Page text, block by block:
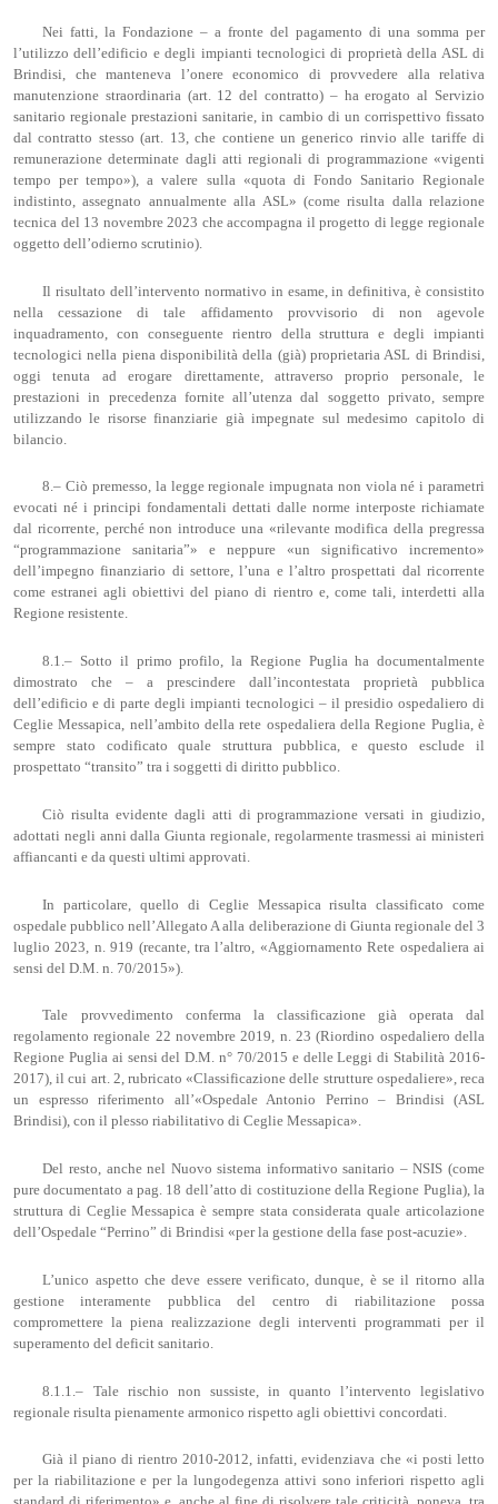
Nei fatti, la Fondazione – a fronte del pagamento di una somma per
l’utilizzo dell’edificio e degli impianti tecnologici di proprietà della ASL di
Brindisi, che manteneva l’onere economico di provvedere alla relativa
manutenzione straordinaria (art. 12 del contratto) – ha erogato al Servizio
sanitario regionale prestazioni sanitarie, in cambio di un corrispettivo fissato
dal contratto stesso (art. 13, che contiene un generico rinvio alle tariffe di
remunerazione determinate dagli atti regionali di programmazione «vigenti
tempo per tempo»), a valere sulla «quota di Fondo Sanitario Regionale
indistinto, assegnato annualmente alla ASL» (come risulta dalla relazione
tecnica del 13 novembre 2023 che accompagna il progetto di legge regionale
oggetto dell’odierno scrutinio).
Il risultato dell’intervento normativo in esame, in definitiva, è consistito
nella cessazione di tale affidamento provvisorio di non agevole
inquadramento, con conseguente rientro della struttura e degli impianti
tecnologici nella piena disponibilità della (già) proprietaria ASL di Brindisi,
oggi tenuta ad erogare direttamente, attraverso proprio personale, le
prestazioni in precedenza fornite all’utenza dal soggetto privato, sempre
utilizzando le risorse finanziarie già impegnate sul medesimo capitolo di
bilancio.
8.– Ciò premesso, la legge regionale impugnata non viola né i parametri
evocati né i principi fondamentali dettati dalle norme interposte richiamate
dal ricorrente, perché non introduce una «rilevante modifica della pregressa
“programmazione sanitaria”» e neppure «un significativo incremento»
dell’impegno finanziario di settore, l’una e l’altro prospettati dal ricorrente
come estranei agli obiettivi del piano di rientro e, come tali, interdetti alla
Regione resistente.
8.1.– Sotto il primo profilo, la Regione Puglia ha documentalmente
dimostrato che – a prescindere dall’incontestata proprietà pubblica
dell’edificio e di parte degli impianti tecnologici – il presidio ospedaliero di
Ceglie Messapica, nell’ambito della rete ospedaliera della Regione Puglia, è
sempre stato codificato quale struttura pubblica, e questo esclude il
prospettato “transito” tra i soggetti di diritto pubblico.
Ciò risulta evidente dagli atti di programmazione versati in giudizio,
adottati negli anni dalla Giunta regionale, regolarmente trasmessi ai ministeri
affiancanti e da questi ultimi approvati.
In particolare, quello di Ceglie Messapica risulta classificato come
ospedale pubblico nell’Allegato A alla deliberazione di Giunta regionale del 3
luglio 2023, n. 919 (recante, tra l’altro, «Aggiornamento Rete ospedaliera ai
sensi del D.M. n. 70/2015»).
Tale provvedimento conferma la classificazione già operata dal
regolamento regionale 22 novembre 2019, n. 23 (Riordino ospedaliero della
Regione Puglia ai sensi del D.M. n° 70/2015 e delle Leggi di Stabilità 2016-
2017), il cui art. 2, rubricato «Classificazione delle strutture ospedaliere», reca
un espresso riferimento all’«Ospedale Antonio Perrino – Brindisi (ASL
Brindisi), con il plesso riabilitativo di Ceglie Messapica».
Del resto, anche nel Nuovo sistema informativo sanitario – NSIS (come
pure documentato a pag. 18 dell’atto di costituzione della Regione Puglia), la
struttura di Ceglie Messapica è sempre stata considerata quale articolazione
dell’Ospedale “Perrino” di Brindisi «per la gestione della fase post-acuzie».
L’unico aspetto che deve essere verificato, dunque, è se il ritorno alla
gestione interamente pubblica del centro di riabilitazione possa
compromettere la piena realizzazione degli interventi programmati per il
superamento del deficit sanitario.
8.1.1.– Tale rischio non sussiste, in quanto l’intervento legislativo
regionale risulta pienamente armonico rispetto agli obiettivi concordati.
Già il piano di rientro 2010-2012, infatti, evidenziava che «i posti letto
per la riabilitazione e per la lungodegenza attivi sono inferiori rispetto agli